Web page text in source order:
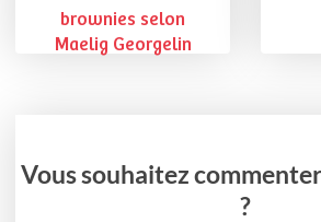
brownies selon
Maelig Georgelin
Vous souhaitez
?